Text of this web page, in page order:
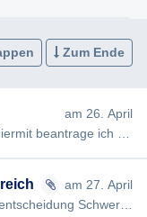
weichen? Mit
Studie
Weisungen
Zum Ende
am 26. April
am 27. April